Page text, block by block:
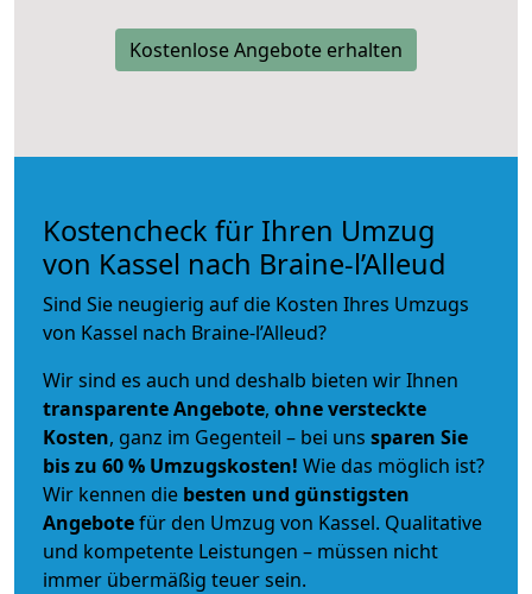
Kostenlose Angebote erhalten
Kostencheck für Ihren Umzug
von Kassel nach Braine-l’Alleud
Sind Sie neugierig auf die Kosten Ihres Umzugs
von Kassel nach Braine-l’Alleud?
Wir sind es auch und deshalb bieten wir Ihnen
transparente Angebote, ohne versteckte
Kosten, ganz im Gegenteil – bei uns sparen Sie
bis zu 60 % Umzugskosten! Wie das möglich ist?
Wir kennen die besten und günstigsten
Angebotefür den Umzug von Kassel. Qualitative
und kompetente Leistungen – müssen nicht
immer übermäßig teuer sein.